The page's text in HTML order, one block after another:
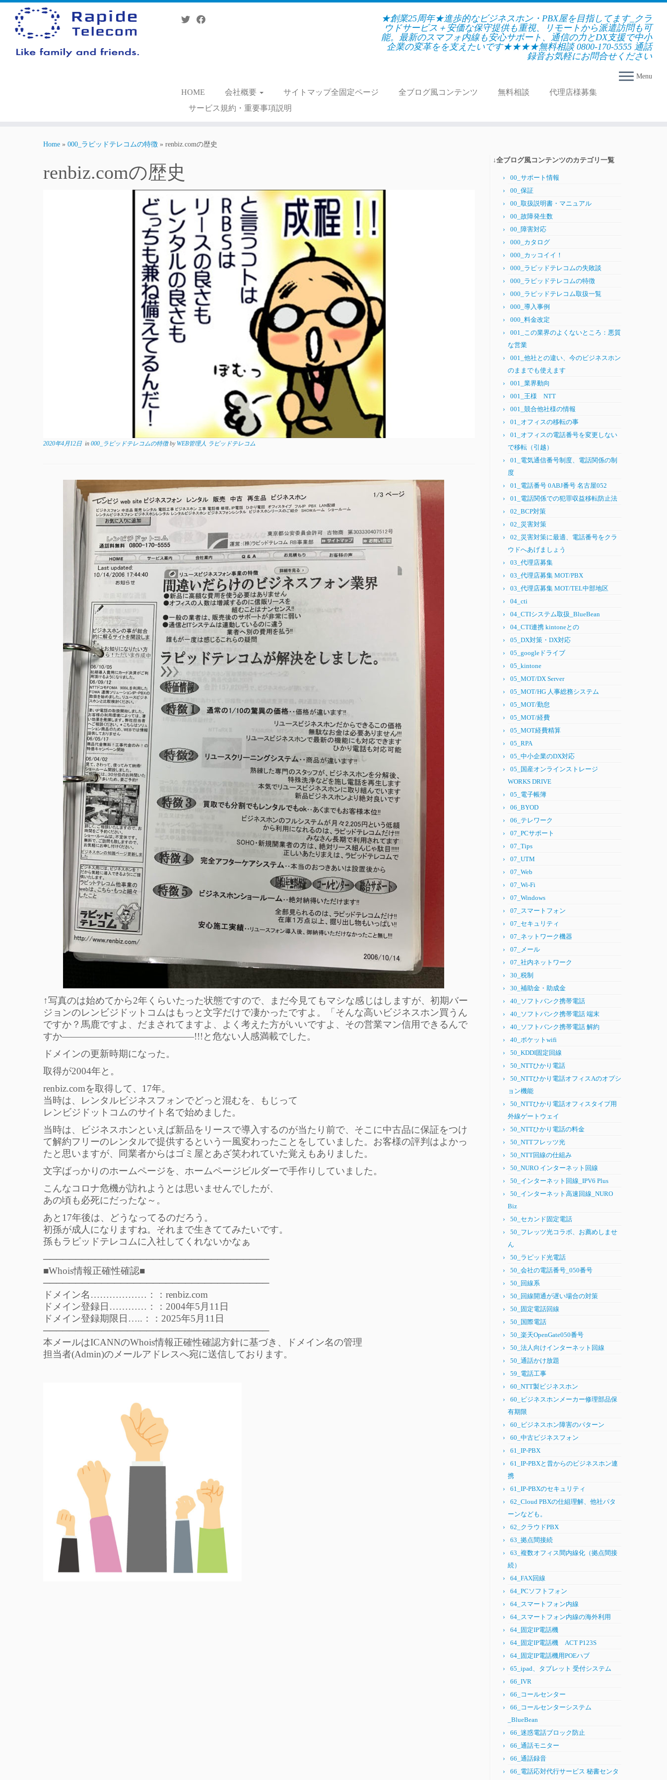
Skip
content
★創業25周年★進歩的なビジネスホン・PBX屋を目指してます_クラ
ウドサービス＋安価な保守提供も重視、リモートから派遣訪問も可
能。最新のスマフォ内線も安心サポート、通信の力とDX支援で中小
企業の変革をを支えたいです★★★★無料相談 0800-170-5555 通話
録音お気軽にお問合せください
Menu
HOME 会社概要 サイトマップ全固定ページ 全ブログ風コンテンツ 無料相談
代理店様募集
サービス規約・重要事項説明
Home » 000_ラピッドテレコムの特徴 » renbiz.comの歴史
renbiz.comの歴史
2020年4月12日 in 000_ラピッドテレコムの特徴by WEB管理人 ラピッドテレコム
↑写真のは始めてから2年くらいたった状態ですので、まだ今見てもマシな感じはしますが、初期バー
ジョンのレンビジドットコムはもっと文字だけで凄かったですよ。「そんな高いビジネスホン買うん
ですか？馬鹿ですよ、だまされてますよ、よく考えた方がいいですよ、その営業マン信用できるんで
すか——————————————!!!と危ない人感満載でした。
ドメインの更新時期になった。
取得が2004年と。
renbiz.comを取得して、17年。
当時は、レンタルビジネスフォンでどっと混むを、もじって
レンビジドットコムのサイト名で始めました。
当時は、ビジネスホンといえば新品をリースで導入するのが当たり前で、そこに中古品に保証をつけ
て解約フリーのレンタルで提供するという一風変わったことをしていました。お客様の評判はよかっ
たと思いますが、同業者からはゴミ屋とあざ笑われていた覚えもありました。
文字ばっかりのホームページを、ホームページビルダーで手作りしていました。
こんなコロナ危機が訪れようとは思いませんでしたが、
あの頃も必死にだったな～。
あと17年後は、どうなってるのだろう。
初孫が成人になりますね。それまで生きててみたいです。
孫もラピッドテレコムに入社してくれないかなぁ
───────────────────────────────────
■Whois情報正確性確認■
───────────────────────────────────
ドメイン名………………：：renbiz.com
ドメイン登録日…………：：2004年5月11日
ドメイン登録期限日…..：：2025年5月11日
───────────────────────────────────
本メールはICANNのWhois情報正確性確認方針に基づき、ドメイン名の管理
担当者(Admin)のメールアドレスへ宛に送信しております。
↓全ブログ風コンテンツのカテゴリ一覧
00_サポート情報
00_保証
00_取扱説明書・マニュアル
00_故障発生数
00_障害対応
000_カタログ
000_カッコイイ！
000_ラピッドテレコムの失敗談
000_ラピッドテレコムの特徴
000_ラピッドテレコム取扱一覧
000_導入事例
000_料金改定
001_この業界のよくないところ：悪質
な営業
001_他社との違い、今のビジネスホン
のままでも使えます
001_業界動向
001_王様 NTT
001_競合他社様の情報
01_オフィスの移転の事
01_オフィスの電話番号を変更しない
で移転（引越）
01_電気通信番号制度、電話関係の制
度
01_電話番号 0ABJ番号 名古屋052
01_電話関係での犯罪収益移転防止法
02_BCP対策
02_災害対策
02_災害対策に最適、電話番号をクラ
ウドへあげましょう
03_代理店募集
03_代理店募集 MOT/PBX
03_代理店募集 MOT/TEL中部地区
04_cti
04_CTIシステム取扱_BlueBean
04_CTI連携 kintoneとの
05_DX対策・DX対応
05_googleドライブ
05_kintone
05_MOT/DX Server
05_MOT/HG 人事総務システム
05_MOT/勤怠
05_MOT/経費
05_MOT経費精算
05_RPA
05_中小企業のDX対応
05_国産オンラインストレージ
WORKS DRIVE
05_電子帳簿
06_BYOD
06_テレワーク
07_PCサポート
07_Tips
07_UTM
07_Web
07_Wi-Fi
07_Windows
07_スマートフォン
07_セキュリティ
07_ネットワーク機器
07_メール
07_社内ネットワーク
30_税制
30_補助金・助成金
40_ソフトバンク携帯電話
40_ソフトバンク携帯電話 端末
40_ソフトバンク携帯電話 解約
40_ポケットwifi
50_KDDI固定回線
50_NTTひかり電話
50_NTTひかり電話オフィスAのオプシ
ョン機能
50_NTTひかり電話オフィスタイプ用
外線ゲートウェイ
50_NTTひかり電話の料金
50_NTTフレッツ光
50_NTT回線の仕組み
50_NURO インターネット回線
50_インターネット回線_IPV6 Plus
50_インターネット高速回線_NURO
Biz
50_セカンド固定電話
50_フレッツ光コラボ、お薦めしませ
ん
50_ラピッド光電話
50_会社の電話番号_050番号
50_回線系
50_回線開通が遅い場合の対策
50_固定電話回線
50_国際電話
50_楽天OpenGate050番号
50_法人向けインターネット回線
50_通話かけ放題
59_電話工事
60_NTT製ビジネスホン
60_ビジネスホンメーカー修理部品保
有期限
60_ビジネスホン障害のパターン
60_中古ビジネスフォン
61_IP-PBX
61_IP-PBXと昔からのビジネスホン連
携
61_IP-PBXのセキュリティ
62_Cloud PBXの仕組理解、他社パタ
ーンなども。
62_クラウドPBX
63_拠点間接続
63_複数オフィス間内線化（拠点間接
続）
64_FAX回線
64_PCソフトフォン
64_スマートフォン内線
64_スマートフォン内線の海外利用
64_固定IP電話機
64_固定IP電話機 ACT P123S
64_固定IP電話機用POEハブ
65_ipad、タブレット 受付システム
66_IVR
66_コールセンター
66_コールセンターシステム
_BlueBean
66_迷惑電話ブロック防止
66_通話モニター
66_通話録音
66_電話応対代行サービス 秘書センタ